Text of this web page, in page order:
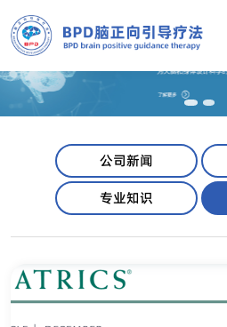
公司新闻
专业知识